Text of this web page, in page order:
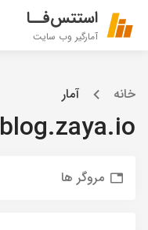
استتس‌فــا
آمارگیر وب سایت
خانه آمار
blog.zaya.io
مروگر ها